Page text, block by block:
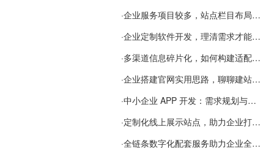
·企业服务项目较多，站点栏目布局规划参考思路
·企业定制软件开发，理清需求才能提升数字化落地效率
·多渠道信息碎片化，如何构建适配 AI 检索的品牌信息源
·企业搭建官网实用思路，聊聊建站容易忽视的问题
·中小企业 APP 开发：需求规划与项目落地避坑经验分享
·定制化线上展示站点，助力企业打通线上经营渠道
·全链条数字化配套服务助力企业全域线上经营